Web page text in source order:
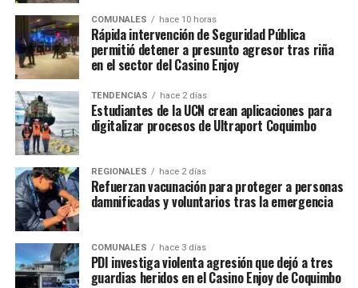
COMUNALES hace 10 horas
Rápida intervención de Seguridad Pública
permitió detener a presunto agresor tras riña
en el sector del Casino Enjoy
TENDENCIAS hace 2 días
Estudiantes de la UCN crean aplicaciones para
digitalizar procesos de Ultraport Coquimbo
REGIONALES hace 2 días
Refuerzan vacunación para proteger a personas
damnificadas y voluntarios tras la emergencia
COMUNALES hace 3 días
PDI investiga violenta agresión que dejó a tres
guardias heridos en el Casino Enjoy de Coquimbo